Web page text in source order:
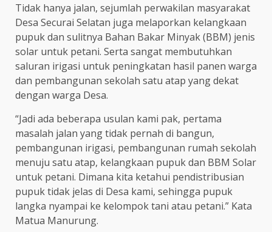
Tidak hanya jalan, sejumlah perwakilan masyarakat
Desa Securai Selatan juga melaporkan kelangkaan
pupuk dan sulitnya Bahan Bakar Minyak (BBM) jenis
solar untuk petani. Serta sangat membutuhkan
saluran irigasi untuk peningkatan hasil panen warga
dan pembangunan sekolah satu atap yang dekat
dengan warga Desa.
“Jadi ada beberapa usulan kami pak, pertama
masalah jalan yang tidak pernah di bangun,
pembangunan irigasi, pembangunan rumah sekolah
menuju satu atap, kelangkaan pupuk dan BBM Solar
untuk petani. Dimana kita ketahui pendistribusian
pupuk tidak jelas di Desa kami, sehingga pupuk
langka nyampai ke kelompok tani atau petani.” Kata
Matua Manurung.